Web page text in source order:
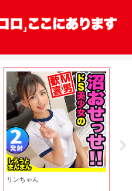
リンちゃん